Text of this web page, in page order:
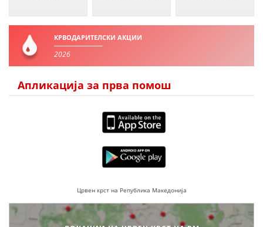
КРВОДАРИТЕЛСКИ АКЦИИ
2026
Апликација за прва помош
Црвен крст на Република Македонија